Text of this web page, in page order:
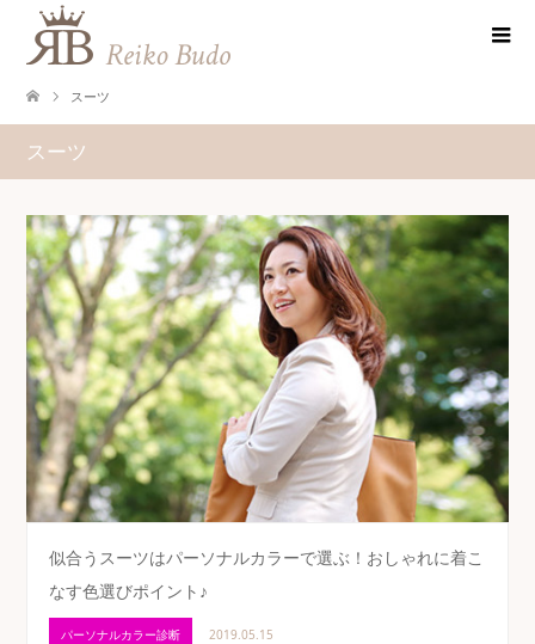
スーツ
スーツ
似合うスーツはパーソナルカラーで選ぶ！おしゃれに着こ
なす色選びポイント♪
パーソナルカラー診断 2019.05.15